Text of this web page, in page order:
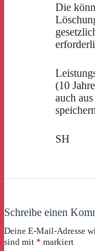
Die
(10
auch
SH
Schreibe einen
Deine E-Mail-Adresse
sind mit * markiert